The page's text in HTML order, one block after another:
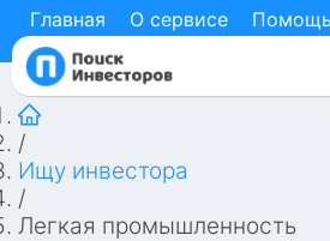
Главная О сервисе Помощь
Главная О сервисе Помощь
/
Ищу инвестора
/
Легкая промышленность